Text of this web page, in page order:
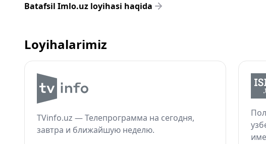
Batafsil Imlo.uz loyihasi haqida
Loyihalarimiz
TVinfo.uz — Телепрограмма на сегодня,
завтра и ближайшую неделю.